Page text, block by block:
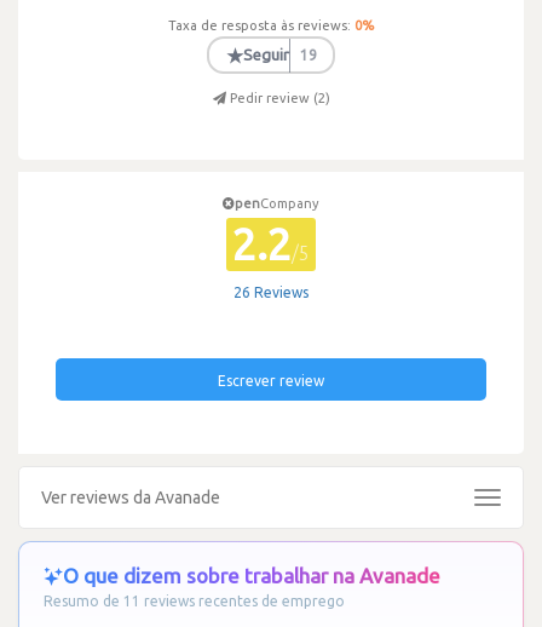
Taxa de resposta às reviews: 0%
★Seguir 19
Pedir review (2)
penCompany
2.2/5
26 Reviews
Escrever review
Ver reviews da Avanade
Toggle
O que dizem sobre trabalhar na Avanade
Resumo de 11 reviews recentes de emprego